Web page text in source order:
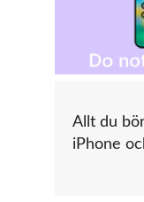
Allt du
iPhone